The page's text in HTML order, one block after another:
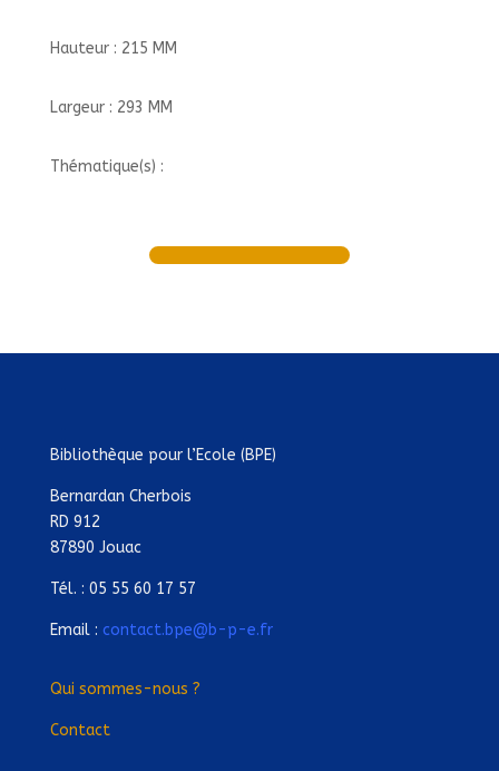
Hauteur : 215 MM
Largeur : 293 MM
Thématique(s) :
Bibliothèque pour l’Ecole (BPE)
Bernardan Cherbois
RD 912
87890 Jouac
Tél. : 05 55 60 17 57
Email : contact.bpe@b-p-e.fr
Qui sommes-nous ?
Contact